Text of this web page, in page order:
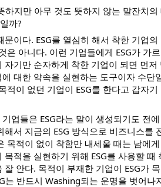
하지만 아무 것도 뜻하지 않는 말잔치
까?
문이다. ESG를 열심히 해서 착한 기업
은 아니다. 이런 기업들에게 ESG가 가
자기만 순자하게 착한 기업이 되면 먼저
대한 약속을 실현하는 도구이자 수단
적이 없던 기업이 ESG를 한다고 갑자
업들은 ESG라는 말이 생성되기도 전
해서 지금의 ESG 방식으로 비즈니스를
목적이 없이 착함만 내세울 때는 남에
목적을 실현하기 위해 ESG를 사용할 때
잘 안다. 목적이 부재한 기업이 ESG가
는 반드시 Washing되는 운명을 벗어나